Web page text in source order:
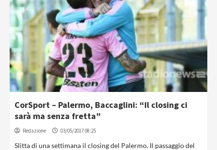
CorSport – Palermo, Baccaglini: “Il closing ci
sarà ma senza fretta”
Redazione 03/05/2017 08:25
Slitta di una settimana il closing del Palermo. Il passaggio del